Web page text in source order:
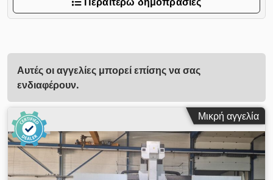
Αυτές οι αγγελίες μπορεί επίσης να σας
ενδιαφέρουν.
Μικρή αγγελία